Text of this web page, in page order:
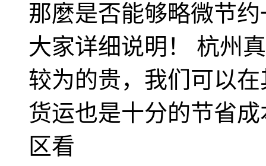
那麼是否能够略微节
大家详细说明！ 杭州
较为的贵，我们可以
货运也是十分的节省
区看